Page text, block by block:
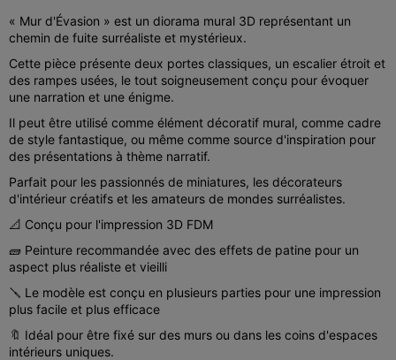
« Mur d'Évasion » est un diorama mural 3D représentant un
chemin de fuite surréaliste et mystérieux.
Cette pièce présente deux portes classiques, un escalier étroit et
des rampes usées, le tout soigneusement conçu pour évoquer
une narration et une énigme.
Il peut être utilisé comme élément décoratif mural, comme cadre
de style fantastique, ou même comme source d'inspiration pour
des présentations à thème narratif.
Parfait pour les passionnés de miniatures, les décorateurs
d'intérieur créatifs et les amateurs de mondes surréalistes.
📐 Conçu pour l'impression 3D FDM
🧱 Peinture recommandée avec des effets de patine pour un
aspect plus réaliste et vieilli
🪛 Le modèle est conçu en plusieurs parties pour une impression
plus facile et plus efficace
🔖 Idéal pour être fixé sur des murs ou dans les coins d'espaces
intérieurs uniques.